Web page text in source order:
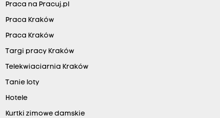
Praca na Pracuj.pl
Praca Kraków
Praca Kraków
Targi pracy Kraków
Telekwiaciarnia Kraków
Tanie loty
Hotele
Kurtki zimowe damskie